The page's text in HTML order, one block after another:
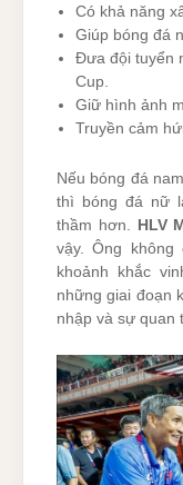
Có khả năng
Giúp bóng đá
Đưa đội tuyển
Cup.
Giữ hình ảnh
Truyền cảm
Nếu bóng đá
thì bóng đá nữ
thầm hơn.
HLV
vậy. Ông
khoảnh khắc
những giai đoạn
nhập và sự quan